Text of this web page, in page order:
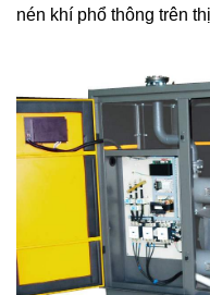
nén khí phổ thông trên